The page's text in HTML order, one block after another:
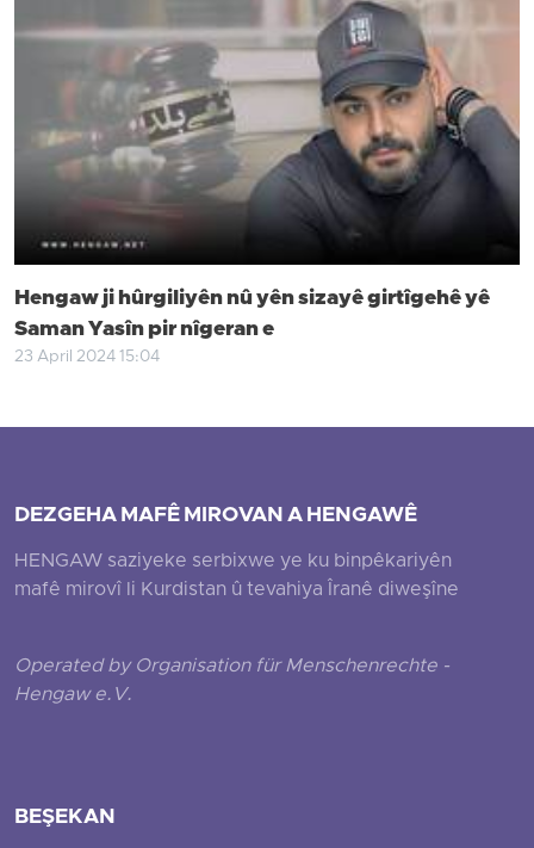
Hengaw ji hûrgiliyên nû yên sizayê girtîgehê yê
Saman Yasîn pir nîgeran e
23 April 2024 15:04
DEZGEHA MAFÊ MIROVAN A HENGAWÊ
HENGAW saziyeke serbixwe ye ku binpêkariyên
mafê mirovî li Kurdistan û tevahiya Îranê diweşîne
Operated by Organisation für Menschenrechte -
Hengaw e.V.
BEŞEKAN